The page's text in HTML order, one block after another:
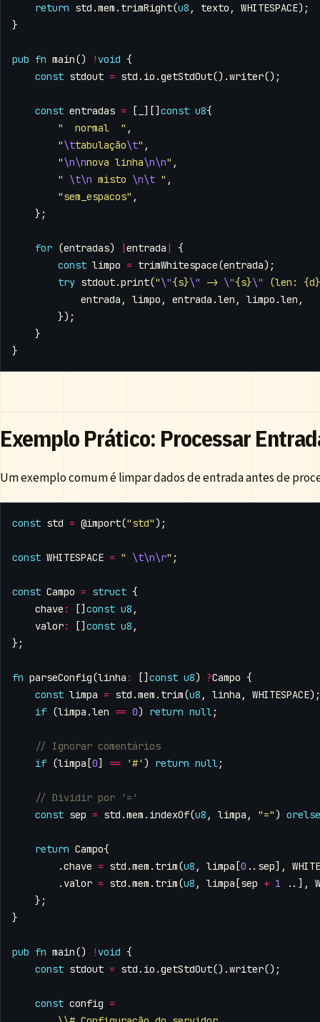
return std .mem . trimRight(u8 , texto , WHITESPACE);
}
pub fn main() ! void {
const stdout = std . io .getStdOut().writer();
const entradas = [ ][] const u8{
"  normal  " ,
"\ttabulação\t" ,
"\n\nnova linha\n\n" ,
" \t\n misto \n\t " ,
"sem_espacos" ,
};
for (entradas) |entrada |
{
const limpo = trimWhitespace(entrada);
try stdout.print("\"{s}\" -> \"{s}\"
(len:
entrada , limpo , entrada .len , limpo .len ,
});
}
}
Exemplo Prático: Processar
Um exemplo comum é limpar dados de entrada antes de
const std = @import("std");
const WHITESPACE = " \t\n\r" ;
const Campo = struct {
chave : [] const u8 ,
valor: [] const u8 ,
};
fn parseConfig(linha : [] const u8) ?Campo {
const limpa = std .mem . trim(u8 , linha , WHITESPACE);
if (limpa .len == 0) return null;
if (limpa [0] == '#' ) return null;
const sep = std .mem . indexOf(u8 , limpa , "=") orelse
return Campo{
.chave = std .mem . trim(u8 , limpa [0 .. sep],
. valor = std .mem . trim(u8 , limpa [sep + 1 ..],
};
}
pub fn main() ! void {
const stdout = std . io .getStdOut().writer();
const config =